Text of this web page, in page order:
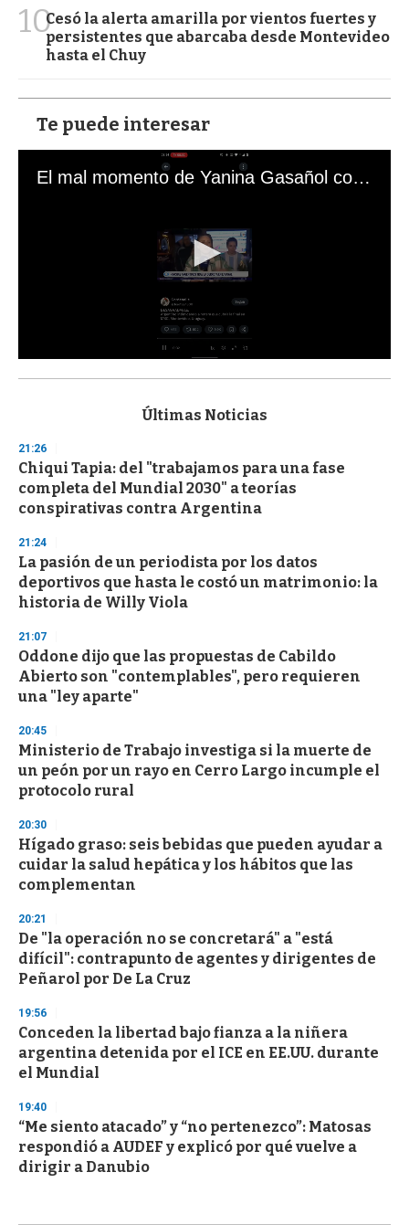
10Cesó la alerta amarilla por vientos fuertes y
persistentes que abarcaba desde Montevideo
hasta el Chuy
Te puede interesar
El mal momento de Yanina Gasañol con un hincha argentino en "Subrayado"
s
d
s
o
f
3
s
e
c
o
n
s
Últimas Noticias
21:26
Chiqui Tapia: del "trabajamos para una fase
completa del Mundial 2030" a teorías
conspirativas contra Argentina
21:24
La pasión de un periodista por los datos
deportivos que hasta le costó un matrimonio: la
historia de Willy Viola
21:07
Oddone dijo que las propuestas de Cabildo
Abierto son "contemplables", pero requieren
una "ley aparte"
20:45
Ministerio de Trabajo investiga si la muerte de
un peón por un rayo en Cerro Largo incumple el
protocolo rural
20:30
Hígado graso: seis bebidas que pueden ayudar a
cuidar la salud hepática y los hábitos que las
complementan
20:21
De "la operación no se concretará" a "está
difícil": contrapunto de agentes y dirigentes de
Peñarol por De La Cruz
19:56
Conceden la libertad bajo fianza a la niñera
argentina detenida por el ICE en EE.UU. durante
el Mundial
19:40
“Me siento atacado” y “no pertenezco”: Matosas
respondió a AUDEF y explicó por qué vuelve a
dirigir a Danubio